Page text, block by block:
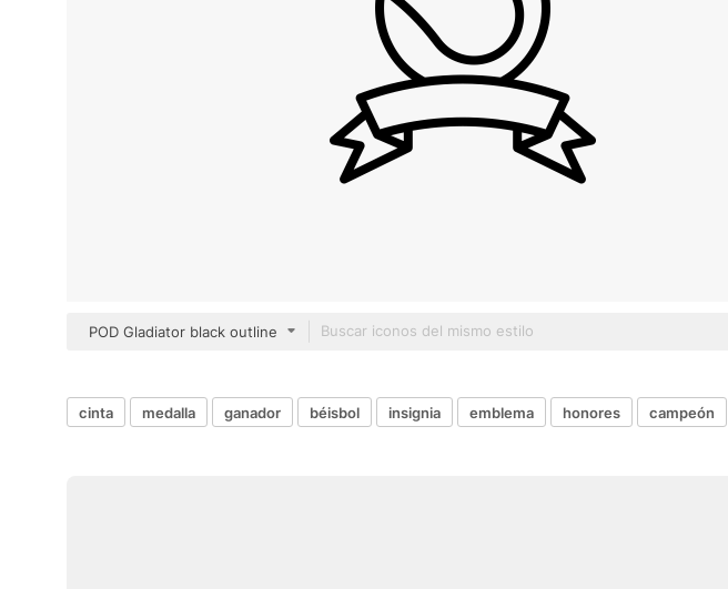
POD Gladiator black outline
cinta medalla ganador béisbol insignia emblema honores campeón